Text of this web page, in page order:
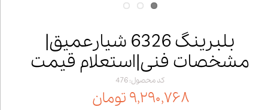
بلبرینگ 6326 شیارعمیق|
مشخصات فنی|استعلام قیمت
کد محصول: 476
۹,۲۹۰,۷۶۸ تومان